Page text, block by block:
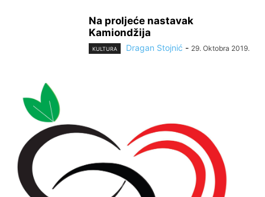
Na proljeće nastavak
Kamiondžija
KULTURA Dragan Stojnić - 29. Oktobra 2019.